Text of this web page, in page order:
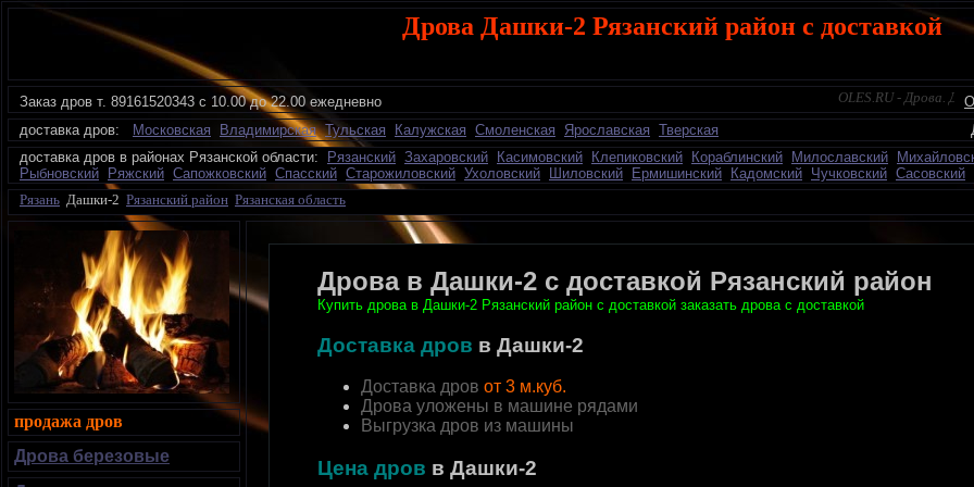
Дрова Дашки-2 Рязанский район с доставкой
Заказ дров т. 89161520343 с 10.00 до 22.00 ежедневно OLES.RU - Дрова.
доставка дров:
Московская Владимирская Тульская Калужская Смоленская Ярославская Тверская
Добавить
доставка дров в районах Рязанской области:
Рязанский Захаровский Касимовский Клепиковский Кораблинский Милославский
Рыбновский
Ряжский Сапожковский Спасский Старожиловский Ухоловский Шиловский Ермишинский Кадомский Чучковский Сасовский
Рязань Дашки-2 Рязанский район Рязанская область
Дрова в Дашки-2 с доставкой Рязанский район
Купить дрова в Дашки-2 Рязанский район с доставкой заказать дрова с доставкой
Доставка дров в Дашки-2
Доставка дров от 3 м.куб.
Дрова уложены в машине рядами
Выгрузка дров из машины
Цена дров в Дашки-2
продажа дров
Дрова березовые